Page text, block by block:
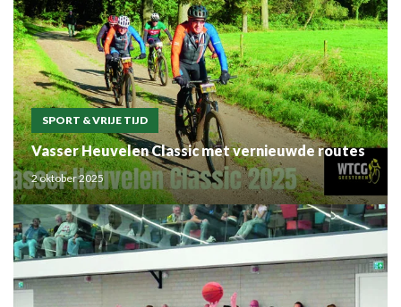
SPORT & VRIJE TIJD
Vasser Heuvelen Classic met vernieuwde routes
2 oktober 2025